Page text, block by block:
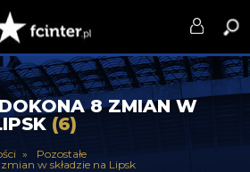
8 ZMIAN W
(6)
Pozostałe
w składzie na Lipsk